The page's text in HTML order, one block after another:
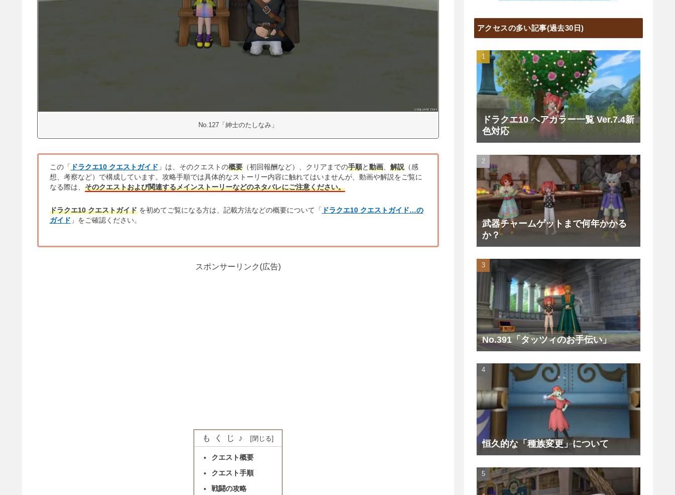
No.127「紳士のたしなみ」
この「 ドラクエ10 クエストガイド 」は、そのクエストの概要（初回報酬など）、クリアまでの手順と動画、 解説（感
想、考察など）で構成しています。攻略手順では具体的なストーリー内容に触れてはいませんが、動画や解説をご覧に
なる際は、 そのクエストおよび関連するメインストーリーなどのネタバレにご注意ください。
ドラクエ10 クエストガイドを初めてご覧になる方は、記載方法などの概要について「 ドラクエ10 クエストガイド…の
ガイド 」をご確認ください。
スポンサーリンク(広告)
もくじ♪
クエスト概要
クエスト手順
戦闘の攻略
アクセスの多い記事(過去30日)
ドラクエ10 ヘアカラー一覧 Ver.7.4新
色対応
武器チャームゲットまで何年かかる
か？
No.391「タッツィのお手伝い」
恒久的な「種族変更」について